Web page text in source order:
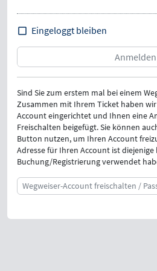
Eingeloggt bleiben
Sind Sie zum erstem mal bei einem
Zusammen mit Ihrem Ticket haben
Account eingerichtet und Ihnen eine
Freischalten beigefügt. Sie können
Button nutzen, um Ihren Account
Adresse für Ihren Account ist
Buchung/Registrierung verwendet
Wegweiser-Account freischalten /